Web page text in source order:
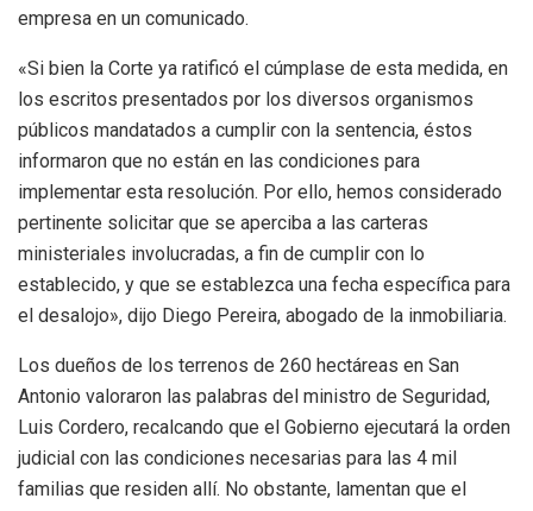
empresa en un comunicado.
«Si bien la Corte ya ratificó el cúmplase de esta medida, en
los escritos presentados por los diversos organismos
públicos mandatados a cumplir con la sentencia, éstos
informaron que no están en las condiciones para
implementar esta resolución. Por ello, hemos considerado
pertinente solicitar que se aperciba a las carteras
ministeriales involucradas, a fin de cumplir con lo
establecido, y que se establezca una fecha específica para
el desalojo», dijo Diego Pereira, abogado de la inmobiliaria.
Los dueños de los terrenos de 260 hectáreas en San
Antonio valoraron las palabras del ministro de Seguridad,
Luis Cordero, recalcando que el Gobierno ejecutará la orden
judicial con las condiciones necesarias para las 4 mil
familias que residen allí. No obstante, lamentan que el